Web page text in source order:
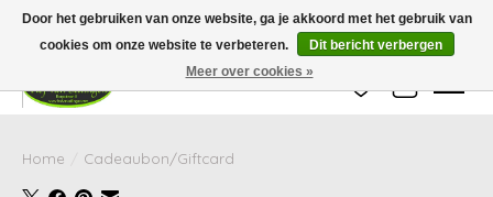
Wij zijn gesloten van 24 december tot en met 25 januari. Houd er rekening mee
dat de levertijd van uw bestelling in deze periode langer kan zijn dan
gebruikelijk.
Verlanglijst
Home Cadeaubon/Giftcard
Door het gebruiken van onze website, ga je akkoord met het gebruik van
cookies om onze website te verbeteren.
Dit bericht verbergen
Meer over cookies »